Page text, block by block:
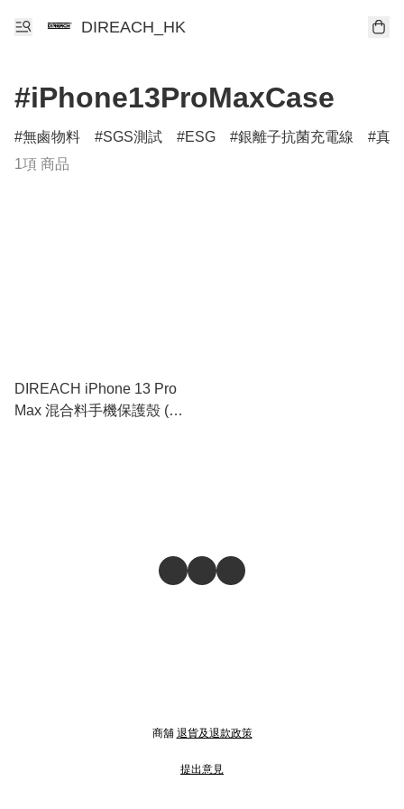
DIREACH_HK
#iPhone13ProMaxCase
無鹵物料 SGS測試 ESG 銀離子抗菌充電線
真
1項 商品
DIREACH iPhone 13 Pro
Max 混合料手機保護殼 (黑
商舖 退貨及退款政策
提出意見